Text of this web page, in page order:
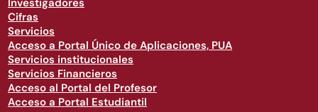
Investigadores
Cifras
Servicios
Acceso a Portal Único de Aplicaciones, PUA
Servicios institucionales
Servicios Financieros
Acceso al Portal del Profesor
Acceso a Portal Estudiantil